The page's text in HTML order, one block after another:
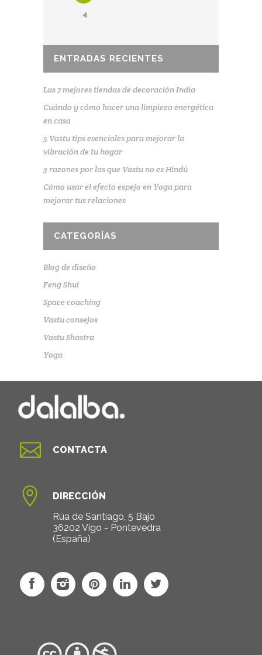
4
ENTRADAS RECIENTES
Las 7 mejores tiendas de decoración India
Cuándo y cómo hacer una limpieza energética
en casa
5 Vastu tips esenciales para mejorar la
vibración de tu hogar
3 razones por las que Vastu no es Hindú
Cómo usar el efecto espejo en Yoga para
mejorar tus relaciones
CATEGORÍAS
Blog de diseño
Feng Shui
Space coaching
Vastu consejos
Vastu Shastra
Yoga
 CONTACTA

DIRECCIÓN
Rúa de Santiago, 5 Bajo
36202 Vigo - Pontevedra
(España)